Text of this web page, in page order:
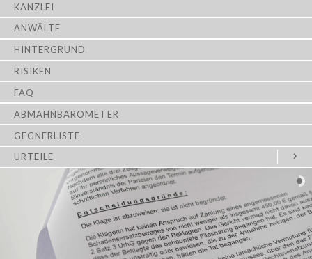
KANZLEI
ANWÄLTE
HINTERGRUND
RISIKEN
FAQ
ABMAHNBAROMETER
GEGNERLISTE
URTEILE